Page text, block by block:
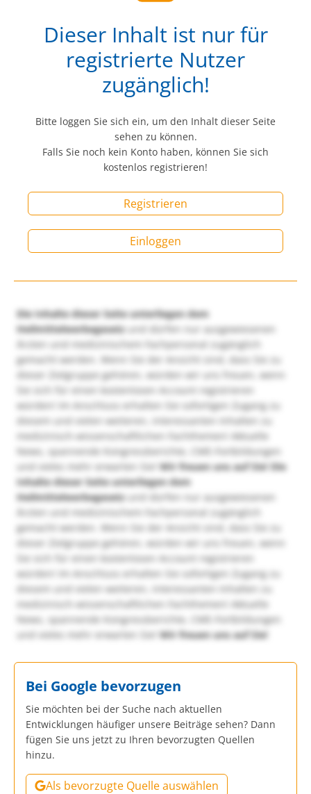
Dieser Inhalt ist nur für
registrierte Nutzer
zugänglich!
Bitte loggen Sie sich ein, um den Inhalt dieser Seite
sehen zu können.
Falls Sie noch kein Konto haben, können Sie sich
kostenlos registrieren!
Registrieren
Einloggen
Die Inhalte dieser Seite unterliegen dem
Heilmittelwerbegesetzund dürfen nur ausgewiesenen
Ärzten und medizinischem Fachpersonal zugänglich
gemacht werden. Wenn Sie der Ansicht sind, dass Sie zu
dieser Zielgruppe gehören, würden wir uns freuen, wenn
Sie sich für einen kostenlosen Account registrieren
würden! Im Anschluss erhalten Sie sofortigen Zugang zu
diesem und vielen weiteren, interessanten Inhalten zu
medizinisch-wissenschaftlichen Fachthemen! Aktuelle
News, spannende Kongressberichte, CME-Fortbildungen
und vieles mehr erwarten Sie!Wir freuen uns auf Sie! Die
Inhalte dieser Seite unterliegen dem
Heilmittelwerbegesetzund dürfen nur ausgewiesenen
Ärzten und medizinischem Fachpersonal zugänglich
gemacht werden. Wenn Sie der Ansicht sind, dass Sie zu
dieser Zielgruppe gehören, würden wir uns freuen, wenn
Sie sich für einen kostenlosen Account registrieren
würden! Im Anschluss erhalten Sie sofortigen Zugang zu
diesem und vielen weiteren, interessanten Inhalten zu
medizinisch-wissenschaftlichen Fachthemen! Aktuelle
News, spannende Kongressberichte, CME-Fortbildungen
und vieles mehr erwarten Sie!Wir freuen uns auf Sie!
Bei Google bevorzugen
Sie möchten bei der Suche nach aktuellen
Entwicklungen häufiger unsere Beiträge sehen? Dann
fügen Sie uns jetzt zu Ihren bevorzugten Quellen
hinzu.
Als bevorzugte Quelle auswählen